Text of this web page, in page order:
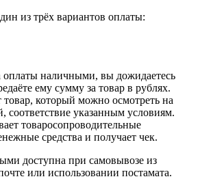
из трёх вариантов оплаты:
наличными, вы дожидаетесь
ему сумму за товар в рублях.
товар, который можно осмотреть на
соответствие указанным условиям.
товаросопроводительные
средства и получает чек.
доступна при самовывозе из
или использовании постамата.